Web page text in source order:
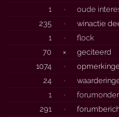
1
·
oude
235
·
winactie
1
·
flock
70
×
geciteerd
1074
·
24
·
1
·
291
·